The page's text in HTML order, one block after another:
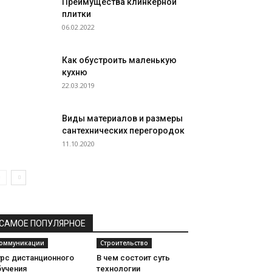
плитки
06.02.2022
Как обустроить маленькую
кухню
22.03.2019
Виды материалов и размеры
сантехнических перегородок
11.10.2020
ПОПУЛЯРНОЕ
дистанционного
Строительство
В чем состоит суть
технологии